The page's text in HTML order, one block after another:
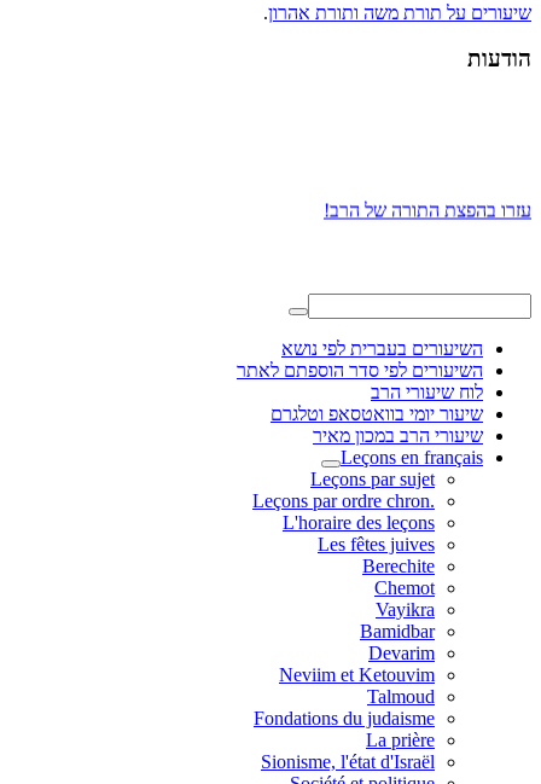
שיעורים על תורת משה ותורת אהרון.
הודעות
עזרו בהפצת התורה של הרב!
השיעורים בעברית לפי נושא
השיעורים לפי סדר הוספתם לאתר
לוח שיעורי הרב
שיעור יומי בוואטסאפ וטלגרם
שיעורי הרב במכון מאיר
Leçons en français
Leçons par sujet
.Leçons par ordre chron
L'horaire des leçons
Les fêtes juives
Berechite
Chemot
Vayikra
Bamidbar
Devarim
Neviim et Ketouvim
Talmoud
Fondations du judaisme
La prière
Sionisme, l'état d'Israël